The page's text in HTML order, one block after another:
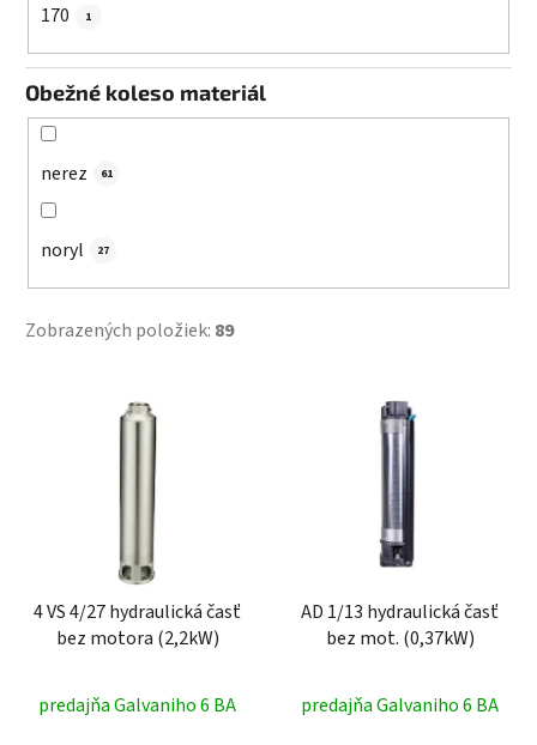
170 1
Obežné koleso materiál
nerez 61
noryl 27
Zobrazených položiek: 89
4 VS 4/27 hydraulická časť
bez motora (2,2kW)
predajňa Galvaniho 6 BA
AD 1/13 hydraulická časť
bez mot. (0,37kW)
predajňa Galvaniho 6 BA